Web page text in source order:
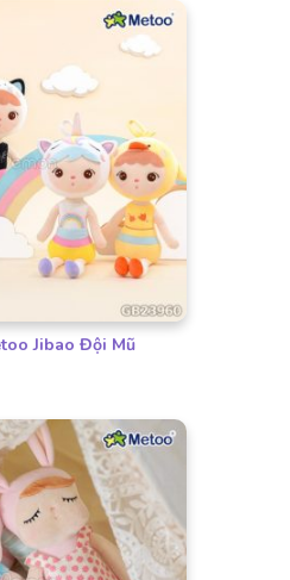
Jibao Đội Mũ